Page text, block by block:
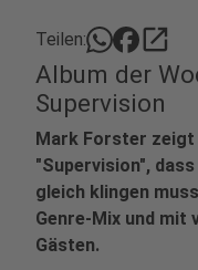
Teilen: open_in_new
Album der
Supervision
Mark Forster zeigt
"Supervision",
gleich klingen
Genre-Mix und mit
Gästen.